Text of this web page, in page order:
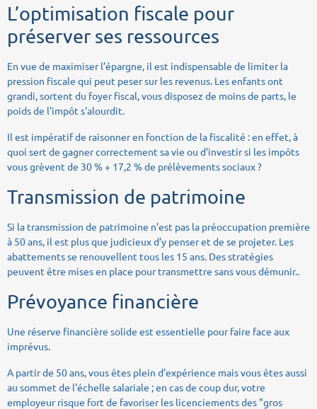
L’optimisation fiscale pour
préserver ses ressources
En vue de maximiser l’épargne, il est indispensable de limiter la
pression fiscale qui peut peser sur les revenus. Les enfants ont
grandi, sortent du foyer fiscal, vous disposez de moins de parts, le
poids de l'impôt s'alourdit.
Il est impératif de raisonner en fonction de la fiscalité : en effet, à
quoi sert de gagner correctement sa vie ou d'investir si les impôts
vous grèvent de 30 % + 17,2 % de prélèvements sociaux ?
Transmission de patrimoine
Si la transmission de patrimoine n’est pas la préoccupation première
à 50 ans, il est plus que judicieux d’y penser et de se projeter. Les
abattements se renouvellent tous les 15 ans. Des stratégies
peuvent être mises en place pour transmettre sans vous démunir..
Prévoyance financière
Une réserve financière solide est essentielle pour faire face aux
imprévus.
A partir de 50 ans, vous êtes plein d'expérience mais vous êtes aussi
au sommet de l'échelle salariale ; en cas de coup dur, votre
employeur risque fort de favoriser les licenciements des "gros